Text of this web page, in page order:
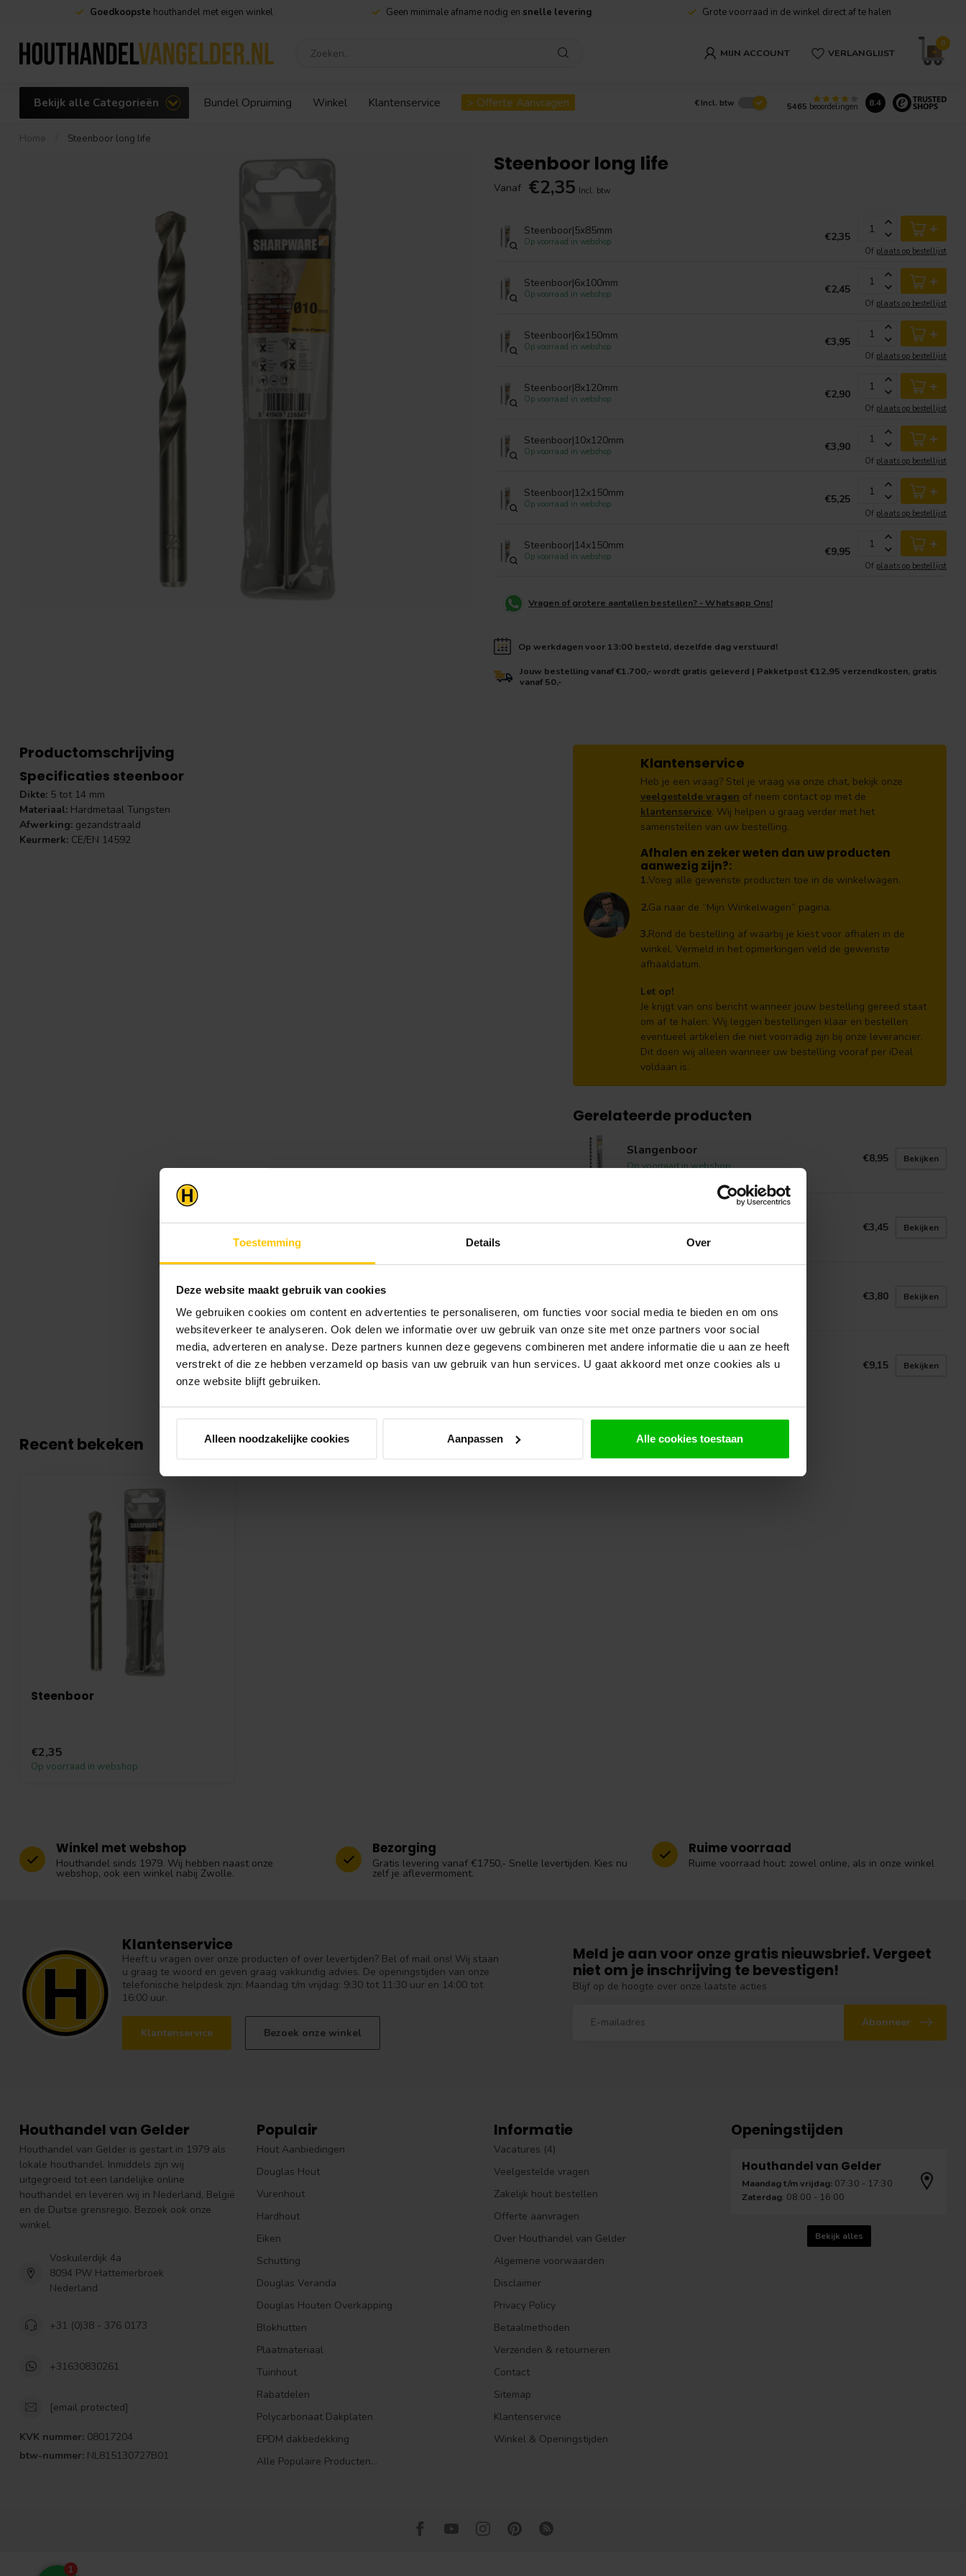
Toestemming Details Over
Deze website maakt gebruik van cookies
We gebruiken cookies om content en advertenties te personaliseren, om functies voor social media te bieden en om ons
websiteverkeer te analyseren. Ook delen we informatie over uw gebruik van onze site met onze partners voor social
media, adverteren en analyse. Deze partners kunnen deze gegevens combineren met andere informatie die u aan ze heeft
verstrekt of die ze hebben verzameld op basis van uw gebruik van hun services. U gaat akkoord met onze cookies als u
onze website blijft gebruiken.
Alleen noodzakelijke cookies Aanpassen Alle cookies toestaan
Goedkoopste houthandel met eigen winkel Geen minimale afname nodig en snelle levering Grote voorraad in de winkel direct af te halen
MIJN ACCOUNT VERLANGLIJST
0
Bekijk alle Categorieën Bundel Opruiming Winkel Klantenservice > Offerte Aanvragen € Incl. btw 5465 beoordelingen 8.4
Home Steenboor long life
Steenboor long life
Vanaf €2,35 Incl. btw
Steenboor|5x85mm
Op voorraad in webshop €2,35 +
Of plaats op bestellijst
Steenboor|6x100mm
Op voorraad in webshop €2,45 +
Of plaats op bestellijst
Steenboor|6x150mm
Op voorraad in webshop €3,95 +
Of plaats op bestellijst
Steenboor|8x120mm
Op voorraad in webshop €2,90 +
Of plaats op bestellijst
Steenboor|10x120mm
Op voorraad in webshop €3,90 +
Of plaats op bestellijst
Steenboor|12x150mm
Op voorraad in webshop €5,25 +
Of plaats op bestellijst
Steenboor|14x150mm
Op voorraad in webshop €9,95 +
Of plaats op bestellijst
Vragen of grotere aantallen bestellen? - Whatsapp Ons!
Op werkdagen voor 13:00 besteld, dezelfde dag verstuurd!
Jouw bestelling vanaf €1.700,- wordt gratis geleverd | Pakketpost €12,95 verzendkosten, gratis
vanaf 50,-
Productomschrijving
Specificaties steenboor
Dikte: 5 tot 14 mm
Materiaal: Hardmetaal Tungsten
Afwerking: gezandstraald
Keurmerk: CE/EN 14592
Klantenservice
Heb je een vraag? Stel je vraag via onze chat, bekijk onze
veelgestelde vragen of neem contact op met de
klantenservice. Wij helpen u graag verder met het
samenstellen van uw bestelling.
Afhalen en zeker weten dan uw producten
aanwezig zijn?:
1.Voeg alle gewenste producten toe in de winkelwagen.
2.Ga naar de “Mijn Winkelwagen” pagina.
3.Rond de bestelling af waarbij je kiest voor afhalen in de
winkel. Vermeld in het opmerkingen veld de gewenste
afhaaldatum.
Let op!
Je krijgt van ons bericht wanneer jouw bestelling gereed staat
om af te halen. Wij leggen bestellingen klaar en bestellen
eventueel artikelen die niet voorradig zijn bij onze leverancier.
Dit doen wij alleen wanneer uw bestelling vooraf per iDeal
voldaan is.
Gerelateerde producten
Slangenboor
Op voorraad in webshop
€8,95 Bekijken
€3,45 Bekijken
€3,80 Bekijken
Verlengstuk houtboor
€9,15 Bekijken
Recent bekeken
Steenboor
€2,35
Op voorraad in webshop
Winkel met webshop
Houthandel sinds 1979. Wij hebben naast onze
webshop, ook een winkel nabij Zwolle.
Bezorging
Gratis levering vanaf €1750,- Snelle levertijden. Kies nu
zelf je aflevermoment.
Ruime voorraad
Ruime voorraad hout: zowel online, als in onze winkel
Klantenservice
Heeft u vragen over onze producten of over levertijden? Bel of mail ons! Wij staan
u graag te woord en geven graag vakkundig advies. De openingstijden van onze
telefonische helpdesk zijn: Maandag t/m vrijdag: 9:30 tot 11:30 uur en 14:00 tot
16:00 uur.
Klantenservice Bezoek onze winkel
Meld je aan voor onze gratis nieuwsbrief. Vergeet
niet om je inschrijving te bevestigen!
Blijf op de hoogte over onze laatste acties
Abonneer
Houthandel van Gelder
Houthandel van Gelder is gestart in 1979 als
lokale houthandel. Inmiddels zijn wij
uitgegroeid tot een landelijke online
houthandel en leveren wij in Nederland, België
en de Duitse grensregio. Bezoek ook onze
winkel.
Voskuilerdijk 4a
8094 PW Hattemerbroek
Nederland
+31 (0)38 - 376 0173
+31630830261
[email protected]
KVK nummer: 08017204
btw-nummer: NL815130727B01
Populair
Hout Aanbiedingen
Douglas Hout
Vurenhout
Hardhout
Eiken
Schutting
Douglas Veranda
Douglas Houten Overkapping
Blokhutten
Plaatmateriaal
Tuinhout
Rabatdelen
Polycarbonaat Dakplaten
EPDM dakbedekking
Alle Populaire Producten...
Informatie
Vacatures (4)
Veelgestelde vragen
Zakelijk hout bestellen
Offerte aanvragen
Over Houthandel van Gelder
Algemene voorwaarden
Disclaimer
Privacy Policy
Betaalmethoden
Verzenden & retourneren
Contact
Sitemap
Klantenservice
Winkel & Openingstijden
Openingstijden
Houthandel van Gelder
Maandag t/m vrijdag: 07:30 - 17:30
Zaterdag: 08:00 - 16:00
Bekijk alles